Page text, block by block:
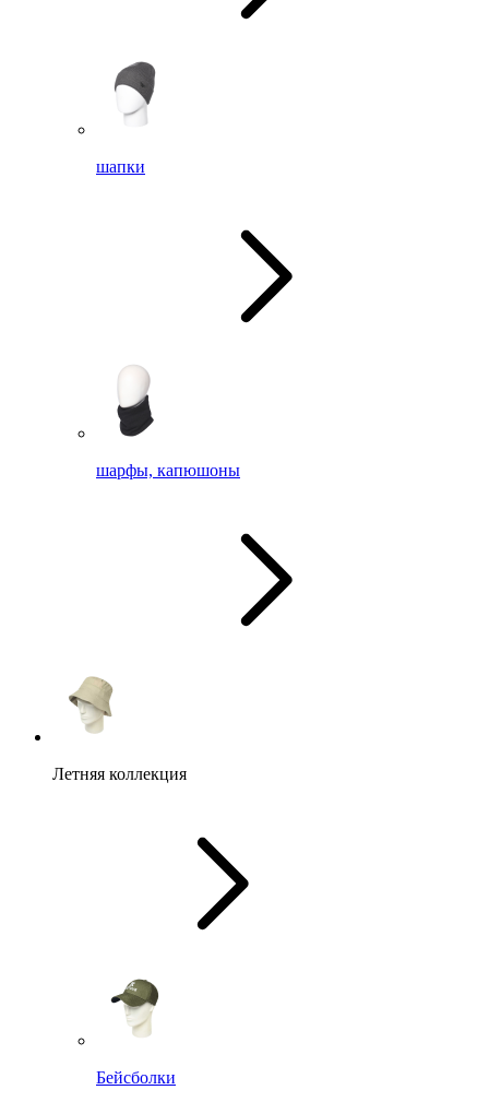
шапки
шарфы, капюшоны
Летняя коллекция
Бейсболки